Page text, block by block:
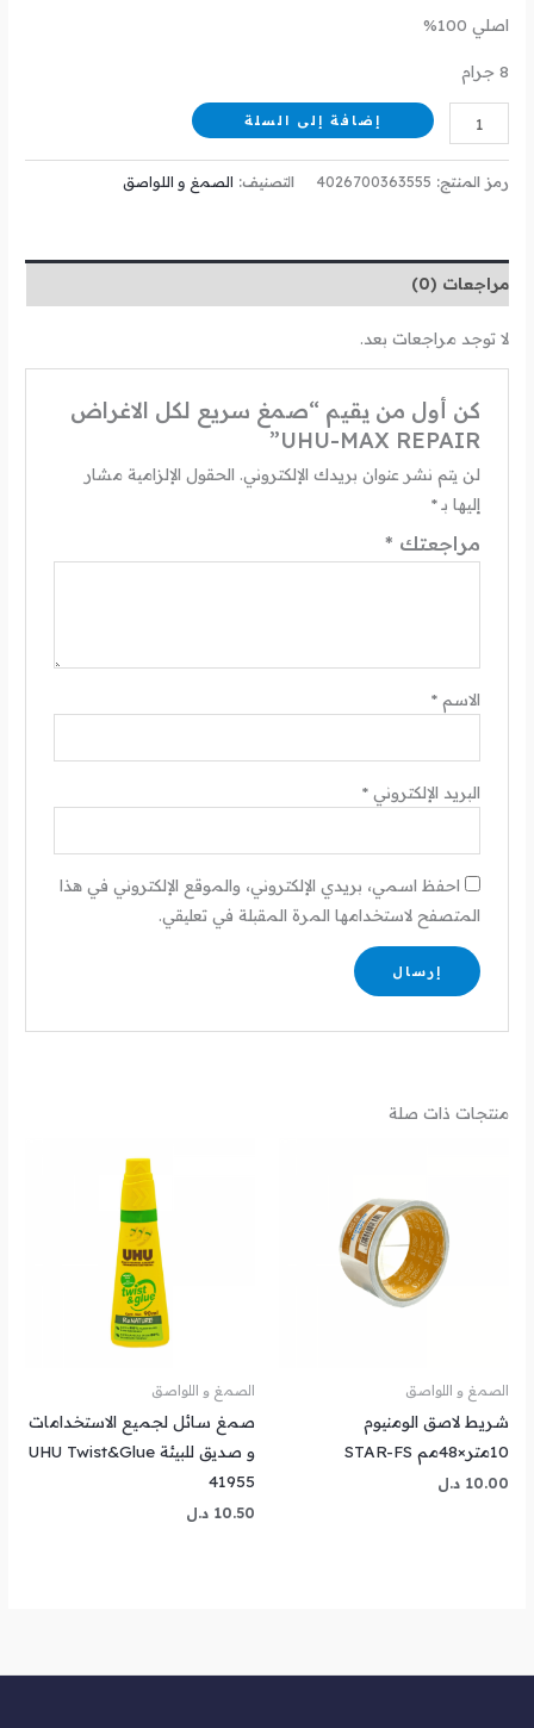
اصلي 100%
8 جرام
إضافة إلى السلة
رمز المنتج: 4026700363555 التصنيف: الصمغ و اللواصق
مراجعات (0)
لا توجد مراجعات بعد.
كن أول من يقيم “صمغ سريع لكل الاغراض
UHU-MAX REPAIR”
لن يتم نشر عنوان بريدك الإلكتروني. الحقول الإلزامية مشار
إليها بـ*
مراجعتك *
الاسم *
البريد الإلكتروني *
احفظ اسمي، بريدي الإلكتروني، والموقع الإلكتروني في هذا
المتصفح لاستخدامها المرة المقبلة في تعليقي.
منتجات ذات صلة
الصمغ و اللواصق
شريط لاصق الومنيوم
10متر×48مم STAR-FS
10.00 د.ل
الصمغ و اللواصق
صمغ سائل لجميع الاستخدامات
و صديق للبيئة UHU Twist&Glue
41955
10.50 د.ل